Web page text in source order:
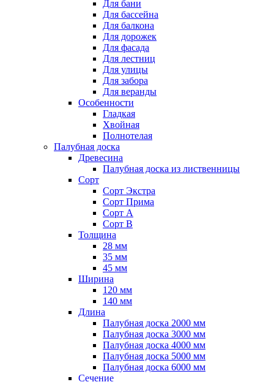
Для бани
Для бассейна
Для балкона
Для дорожек
Для фасада
Для лестниц
Для улицы
Для забора
Для веранды
Особенности
Гладкая
Хвойная
Полнотелая
Палубная доска
Древесина
Палубная доска из лиственницы
Сорт
Сорт Экстра
Сорт Прима
Сорт A
Сорт B
Толщина
28 мм
35 мм
45 мм
Ширина
120 мм
140 мм
Длина
Палубная доска 2000 мм
Палубная доска 3000 мм
Палубная доска 4000 мм
Палубная доска 5000 мм
Палубная доска 6000 мм
Сечение